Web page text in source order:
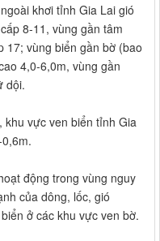
khơi tỉnh Gia Lai gió
8-11, vùng gần tâm
17; vùng biển gần bờ (bao
4,0-6,0m, vùng gần
dội.
khu vực ven biển tỉnh Gia
động trong vùng nguy
của dông, lốc, gió
ở các khu vực ven bờ.